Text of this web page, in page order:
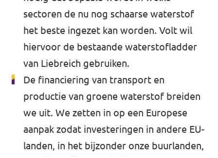
sectoren de nu nog schaarse waterstof
het beste ingezet kan worden. Volt wil
hiervoor de bestaande waterstofladder
van Liebreich gebruiken.
De financiering van transport en
productie van groene waterstof breiden
we uit. We zetten in op een Europese
aanpak zodat investeringen in andere EU-
landen, in het bijzonder onze buurlanden,